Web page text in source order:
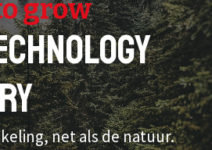
grow
net als de natuur.